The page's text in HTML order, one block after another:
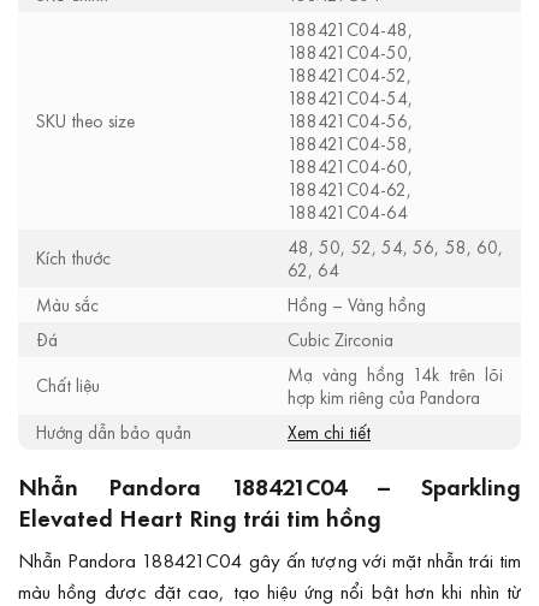
SKU theo size
188421C04-48,
188421C04-50,
188421C04-52,
188421C04-54,
188421C04-56,
188421C04-58,
188421C04-60,
188421C04-62,
188421C04-64
Kích thước
48, 50, 52, 54, 56, 58, 60,
62, 64
Màu sắc
Hồng – Vàng hồng
Đá
Cubic Zirconia
Chất liệu
Mạ vàng hồng 14k trên lõi
hợp kim riêng của Pandora
Hướng dẫn bảo quản
Xem chi tiết
Nhẫn Pandora 188421C04 – Sparkling
Elevated Heart Ring trái tim hồng
Nhẫn Pandora 188421C04 gây ấn tượng với mặt nhẫn trái tim
màu hồng được đặt cao, tạo hiệu ứng nổi bật hơn khi nhìn từ